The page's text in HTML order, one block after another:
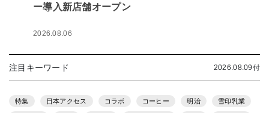
ー導入新店舗オープン
2026.08.06
注目キーワード 2026.08.09付
特集 日本アクセス コラボ コーヒー 明治 雪印乳業